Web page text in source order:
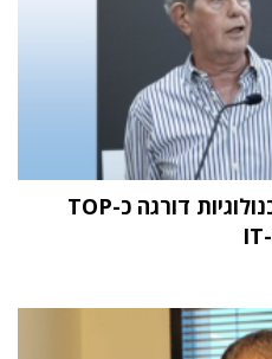
מחקר STKI השנתי: וואן טכנולוגיות דורגה כ-TOP